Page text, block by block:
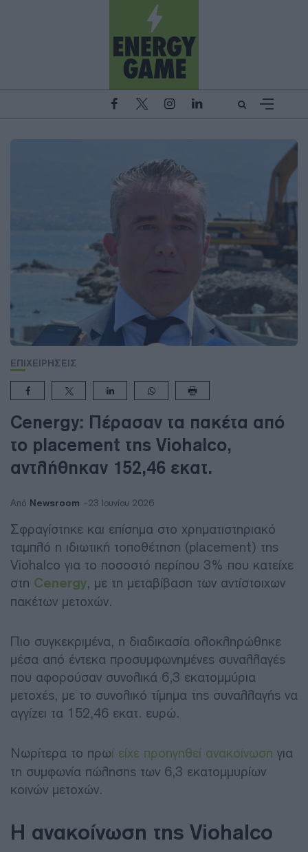
ΕΠΙΧΕΙΡΗΣΕΙΣ
Cenergy: Πέρασαν τα πακέτα από
το placement της Viohalco,
αντλήθηκαν 152,46 εκατ.
Από Newsroom 23 Ιουνίου 2026
Σφραγίστηκε και επίσημα στο χρηματιστηριακό
ταμπλό η ιδιωτική τοποθέτηση (placement) της
Viohalco για το ποσοστό περίπου 3% που κατείχε
στη Cenergy, με τη μεταβίβαση των αντίστοιχων
πακέτων μετοχών.
Πιο συγκεκριμένα, η διαδικασία ολοκληρώθηκε
μέσα από έντεκα προσυμφωνημένες συναλλαγές
που αφορούσαν συνολικά 6,3 εκατομμύρια
μετοχές, με το συνολικό τίμημα της συναλλαγής να
αγγίζει τα 152,46 εκατ. ευρώ.
Νωρίτερα το πρωί είχε προηγηθεί ανακοίνωση για
τη συμφωνία πώλησης των 6,3 εκατομμυρίων
κοινών μετοχών.
Η ανακοίνωση της Viohalco